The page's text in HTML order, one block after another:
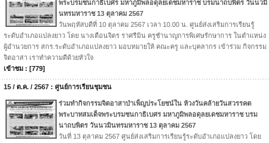
พระบรมชนกาธิเบศร มหาภูมิพลอดุลยเดชมหาราช บรมนาถบพิตร วันนวมิ
นทรมหาราช 13 ตุลาคม 2567
วันพฤหัสบดีที่ 10 ตุลาคม 2567 เวลา 10.00 น. ศูนย์ส่งเสริมการเรียนรู้
ระดับอำเภอแปลงยาว โดย นางเตือนจิตร ราศรีมิน ครูชำนาญการพิเศษรักษาการ ในตำแหน่ง
ผู้อำนวยการ สกร.ระดับอำเภอแปลงยาว มอบหมายให้ คณะครู และบุคลากร เข้าร่วม กิจกรรม
จิตอาสา เราทำความดีด้วยหัวใจ
เข้าชม : [779]
15 / ต.ค. / 2567 : ศูนย์การเรียนชุมชน
ร่วมทำกิจกรรมจิตอาสาบำเพ็ญประโยชน์ใน ห้วงวันคล้ายวันสวรรคต
พระบาทสมเด็จพระบรมชนกาธิเบศร มหาภูมิพลอดุลยเดชมหาราช บรม
นาถบพิตร วันนวมินทรมหาราช 13 ตุลาคม 2567
วันที่ 13 ตุลาคม 2567 ศูนย์ส่งเสริมการเรียนรู้ระดับอำเภอแปลงยาว โดย